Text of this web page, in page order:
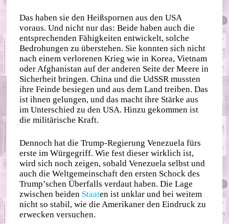
Das haben sie den Heißspornen aus den USA
voraus. Und nicht nur das: Beide haben auch die
entsprechenden Fähigkeiten entwickelt, solche
Bedrohungen zu überstehen. Sie konnten sich nicht
nach einem verlorenen Krieg wie in Korea, Vietnam
oder Afghanistan auf der anderen Seite der Meere in
Sicherheit bringen. China und die UdSSR mussten
ihre Feinde besiegen und aus dem Land treiben. Das
ist ihnen gelungen, und das macht ihre Stärke aus
im Unterschied zu den USA. Hinzu gekommen ist
die militärische Kraft.
Dennoch hat die Trump-Regierung Venezuela fürs
erste im Würgegriff. Wie fest dieser wirklich ist,
wird sich noch zeigen, sobald Venezuela selbst und
auch die Weltgemeinschaft den ersten Schock des
Trump’schen Überfalls verdaut haben. Die Lage
zwischen beiden Staaten ist unklar und bei weitem
nicht so stabil, wie die Amerikaner den Eindruck zu
erwecken versuchen.